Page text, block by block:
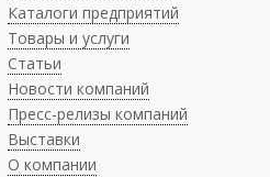
Каталоги предприятий
Товары и услуги
Статьи
Новости компаний
Пресс-релизы компаний
Выставки
О компании